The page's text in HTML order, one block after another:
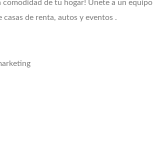
de tu hogar! Únete a un equipo
de renta, autos y eventos .